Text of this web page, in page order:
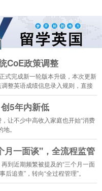
CoE政策调整
式完成新一轮版本升级，本次更新
整英语成绩信息录入规则，直接
5年内新低
让不少中高收入家庭也开始“消费
。
月一面谈"，全流程监管
到近期频繁被提及的“三个月一面
追查”，转向“全过程管理”。